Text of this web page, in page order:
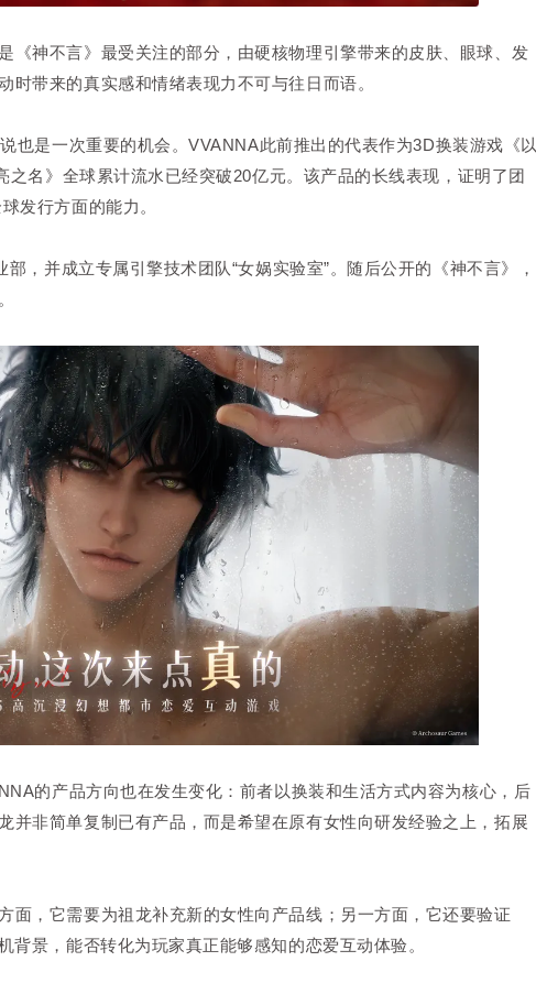
《神不言》最受关注的部分，由硬核物理引擎带来的皮肤、眼球、发
时带来的真实感和情绪表现力不可与往日而语。
也是一次重要的机会。VVANNA此前推出的代表作为3D换装游戏《以
之名》全球累计流水已经突破20亿元。该产品的长线表现，证明了团
发行方面的能力。
，并成立专属引擎技术团队“女娲实验室”。随后公开的《神不言》，
的产品方向也在发生变化：前者以换装和生活方式内容为核心，后
并非简单复制已有产品，而是希望在原有女性向研发经验之上，拓展
面，它需要为祖龙补充新的女性向产品线；另一方面，它还要验证
背景，能否转化为玩家真正能够感知的恋爱互动体验。